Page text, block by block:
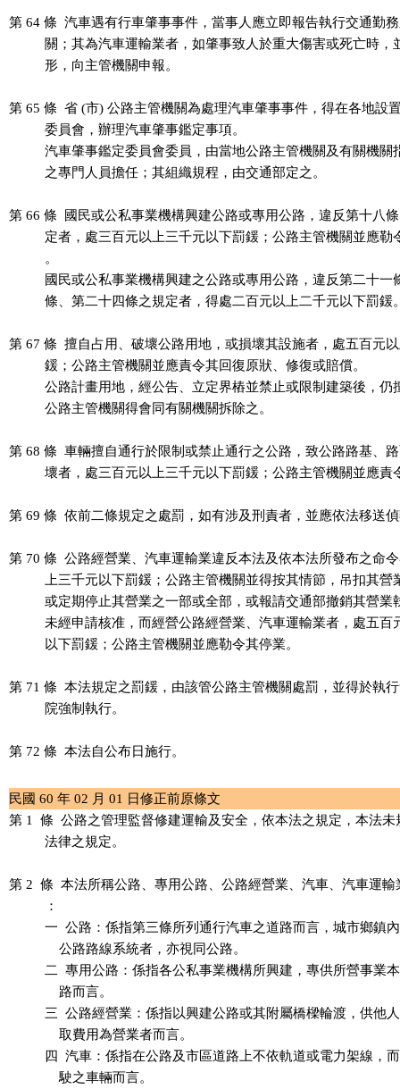
第 64 條  汽車遇有行車肇事事件，當事人應立即報告執行交通勤
關；其為汽車運輸業者，如肇事致人於重大傷害或死亡時
          形，向主管機關申報。
第 65 條  省 (市) 公路主管機關為處理汽車肇事事件，得在各地設
          委員會，辦理汽車肇事鑑定事項。
汽車肇事鑑定委員會委員，由當地公路主管機關及有關機
          之專門人員擔任；其組織規程，由交通部定之。
第 66 條  國民或公私事業機構興建公路或專用公路，違反第十八
定者，處三百元以上三千元以下罰鍰；公路主管機關並應
          。
國民或公私事業機構興建之公路或專用公路，違反第二十
條、第二十四條之規定者，得處二百元以上二千元以下罰鍰
第 67 條  擅自占用、破壞公路用地，或損壞其設施者，處五百元
          鍰；公路主管機關並應責令其回復原狀、修復或賠償。
公路計畫用地，經公告、立定界樁並禁止或限制建築後，
          公路主管機關得會同有關機關拆除之。
第 68 條  車輛擅自通行於限制或禁止通行之公路，致公路路基、
壞者，處三百元以上三千元以下罰鍰；公路主管機關並應
第 69 條  依前二條規定之處罰，如有涉及刑責者，並應依法移送
第 70 條  公路經營業、汽車運輸業違反本法及依本法所發布之命
上三千元以下罰鍰；公路主管機關並得按其情節，吊扣其
或定期停止其營業之一部或全部，或報請交通部撤銷其營業
未經申請核准，而經營公路經營業、汽車運輸業者，處五
          以下罰鍰；公路主管機關並應勒令其停業。
第 71 條  本法規定之罰鍰，由該管公路主管機關處罰，並得於執
          院強制執行。
第 72 條  本法自公布日施行。
民國 60 年 02 月 01 日修正前原條文
第 1  條  公路之管理監督修建運輸及安全，依本法之規定，本法
          法律之規定。
第 2  條  本法所稱公路、專用公路、公路經營業、汽車、汽車運
          ：
一  公路：係指第三條所列通行汽車之道路而言，城市鄉鎮
              公路路線系統者，亦視同公路。
二  專用公路：係指各公私事業機構所興建，專供所營事業
              路而言。
三  公路經營業：係指以興建公路或其附屬橋樑輪渡，供他
              取費用為營業者而言。
四  汽車：係指在公路及市區道路上不依軌道或電力架線，
              駛之車輛而言。